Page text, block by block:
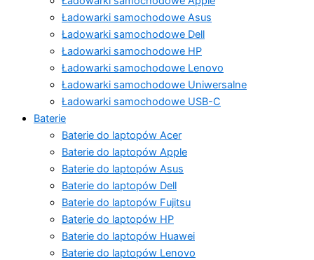
Ładowarki samochodowe Asus
Ładowarki samochodowe Dell
Ładowarki samochodowe HP
Ładowarki samochodowe Lenovo
Ładowarki samochodowe Uniwersalne
Ładowarki samochodowe USB-C
Baterie
Baterie do laptopów Acer
Baterie do laptopów Apple
Baterie do laptopów Asus
Baterie do laptopów Dell
Baterie do laptopów Fujitsu
Baterie do laptopów HP
Baterie do laptopów Huawei
Baterie do laptopów Lenovo